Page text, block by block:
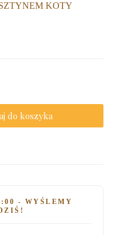
KOTY
do koszyka
- WYŚLEMY